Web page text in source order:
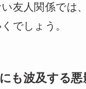
友人関係では
でしょう。
も波及する悪